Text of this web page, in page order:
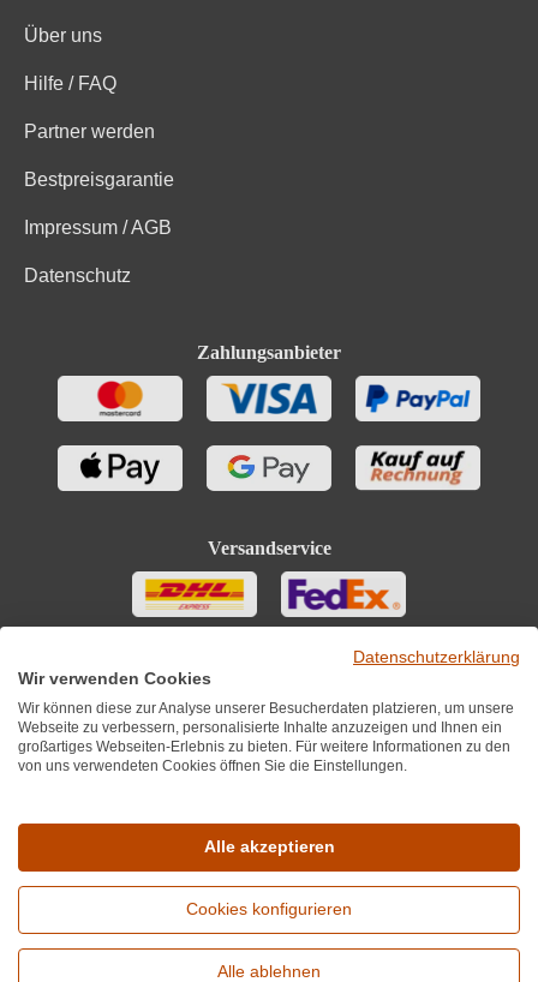
Über uns
Hilfe / FAQ
Partner werden
Bestpreisgarantie
Impressum / AGB
Datenschutz
Zahlungsanbieter
Versandservice
*Alle Preise inkl. MwST zzgl. 5,90€ Versandkosten je Winzer.
Versandkostenfrei ab 12 Flaschen je Winzer.
Datenschutzerklärung
Wir verwenden Cookies
Wir können diese zur Analyse unserer Besucherdaten platzieren, um unsere
Webseite zu verbessern, personalisierte Inhalte anzuzeigen und Ihnen ein
großartiges Webseiten-Erlebnis zu bieten. Für weitere Informationen zu den
von uns verwendeten Cookies öffnen Sie die Einstellungen.
Alle akzeptieren
Cookies konfigurieren
Alle ablehnen